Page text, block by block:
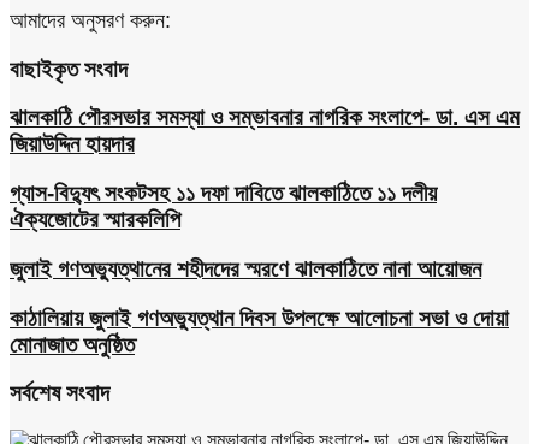
আমাদের অনুসরণ করুন:
বাছাইকৃত সংবাদ
ঝালকাঠি পৌরসভার সমস্যা ও সম্ভাবনার নাগরিক সংলাপে- ডা. এস এম
জিয়াউদ্দিন হায়দার
গ্যাস-বিদ্যুৎ সংকটসহ ১১ দফা দাবিতে ঝালকাঠিতে ১১ দলীয়
ঐক্যজোটের স্মারকলিপি
জুলাই গণঅভ্যুত্থানের শহীদদের স্মরণে ঝালকাঠিতে নানা আয়োজন
কাঠালিয়ায় জুলাই গণঅভ্যুত্থান দিবস উপলক্ষে আলোচনা সভা ও দোয়া
মোনাজাত অনুষ্ঠিত
সর্বশেষ সংবাদ